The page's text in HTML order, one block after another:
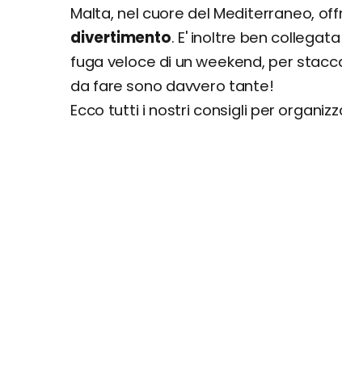
Malta, nel cuore del Mediterraneo,
divertimento. E' inoltre ben
fuga veloce di un weekend, per
da fare sono davvero tante!
Ecco tutti i nostri consigli per